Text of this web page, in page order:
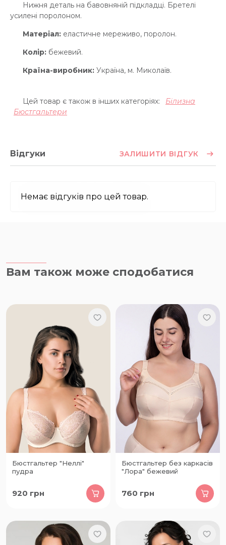
Нижня деталь на бавовняній підкладці. Бретелі
усилені поролоном.
Матеріал: еластичне мереживо, поролон.
Колір: бежевий.
Країна-виробник: Україна, м. Миколаїв.
Цей товар є також в інших категоріях:
Білизна
Бюстгальтери
Відгуки ЗАЛИШИТИ ВІДГУК
Немає відгуків про цей товар.
Вам також може сподобатися
Бюстгальтер "Неллі"
пудра
920 грн
Бюстгальтер без каркасів
"Лора" бежевий
760 грн